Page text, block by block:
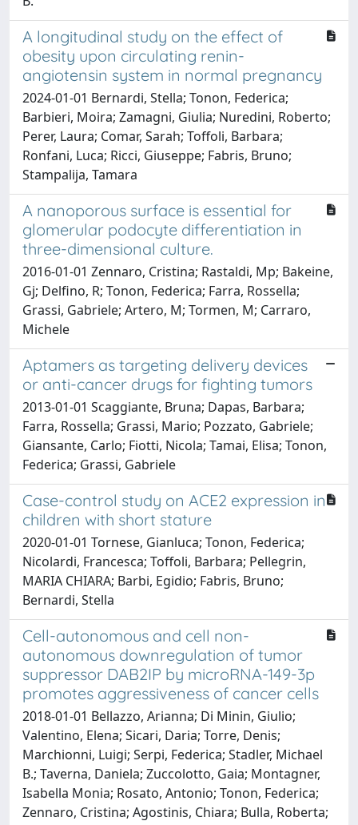
A longitudinal study on the effect of
obesity upon circulating renin-
angiotensin system in normal pregnancy
2024-01-01 Bernardi, Stella; Tonon, Federica;
Barbieri, Moira; Zamagni, Giulia; Nuredini, Roberto;
Perer, Laura; Comar, Sarah; Toffoli, Barbara;
Ronfani, Luca; Ricci, Giuseppe; Fabris, Bruno;
Stampalija, Tamara
A nanoporous surface is essential for
glomerular podocyte differentiation in
three-dimensional culture.
2016-01-01 Zennaro, Cristina; Rastaldi, Mp; Bakeine,
Gj; Delfino, R; Tonon, Federica; Farra, Rossella;
Grassi, Gabriele; Artero, M; Tormen, M; Carraro,
Michele
Aptamers as targeting delivery devices
or anti-cancer drugs for fighting tumors
2013-01-01 Scaggiante, Bruna; Dapas, Barbara;
Farra, Rossella; Grassi, Mario; Pozzato, Gabriele;
Giansante, Carlo; Fiotti, Nicola; Tamai, Elisa; Tonon,
Federica; Grassi, Gabriele
Case-control study on ACE2 expression in
children with short stature
2020-01-01 Tornese, Gianluca; Tonon, Federica;
Nicolardi, Francesca; Toffoli, Barbara; Pellegrin,
MARIA CHIARA; Barbi, Egidio; Fabris, Bruno;
Bernardi, Stella
Cell-autonomous and cell non-
autonomous downregulation of tumor
suppressor DAB2IP by microRNA-149-3p
promotes aggressiveness of cancer cells
2018-01-01 Bellazzo, Arianna; Di Minin, Giulio;
Valentino, Elena; Sicari, Daria; Torre, Denis;
Marchionni, Luigi; Serpi, Federica; Stadler, Michael
B.; Taverna, Daniela; Zuccolotto, Gaia; Montagner,
Isabella Monia; Rosato, Antonio; Tonon, Federica;
Zennaro, Cristina; Agostinis, Chiara; Bulla, Roberta;